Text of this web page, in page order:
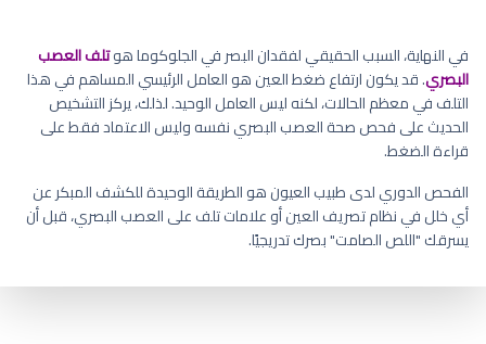
في النهاية، السبب الحقيقي لفقدان البصر في الجلوكوما هوتلف العصب
البصري. قد يكون ارتفاع ضغط العين هو العامل الرئيسي المساهم في هذا
التلف في معظم الحالات، لكنه ليس العامل الوحيد. لذلك، يركز التشخيص
الحديث على فحص صحة العصب البصري نفسه وليس الاعتماد فقط على
قراءة الضغط.
الفحص الدوري لدى طبيب العيون هو الطريقة الوحيدة للكشف المبكر عن
أي خلل في نظام تصريف العين أو علامات تلف على العصب البصري، قبل أن
يسرقك "اللص الصامت" بصرك تدريجيًا.